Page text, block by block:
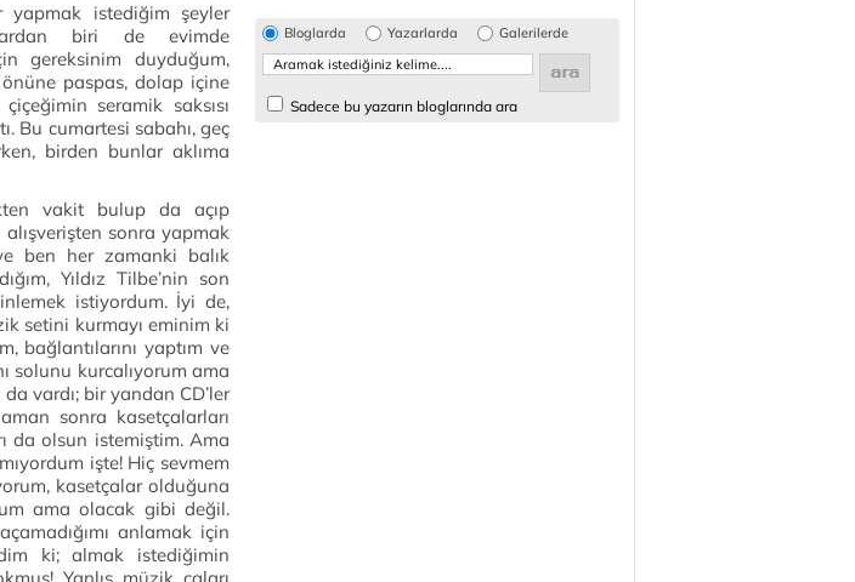
yapmak istediğim şeyler
biri de evimde
gereksinim duyduğum,
paspas, dolap içine
seramik saksısı
Bu cumartesi sabahı, geç
birden bunlar aklıma
vakit bulup da açıp
sonra yapmak
ben her zamanki balık
Yıldız Tilbe’nin son
istiyordum. İyi de,
setini kurmayı eminim ki
bağlantılarını yaptım ve
solunu kurcalıyorum ama
vardı; bir yandan CD’ler
sonra kasetçalarları
da olsun istemiştim. Ama
işte! Hiç sevmem
kasetçalar olduğuna
ama olacak gibi değil.
anlamak için
ki; almak istediğimin
Bloglarda Yazarlarda Galerilerde
Sadece bu yazarın bloglarında ara